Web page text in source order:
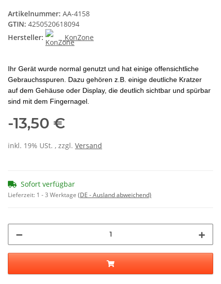
Artikelnummer: AA-4158
GTIN: 4250520618094
Hersteller:
KonZone
Ihr Gerät wurde normal genutzt und hat einige offensichtliche
Gebrauchsspuren. Dazu gehören z.B. einige deutliche Kratzer
auf dem Gehäuse oder Display, die deutlich sichtbar und spürbar
sind mit dem Fingernagel.
-13,50 €
inkl. 19% USt. , zzgl. Versand
Sofort verfügbar
Lieferzeit: 1 - 3 Werktage (DE - Ausland abweichend)